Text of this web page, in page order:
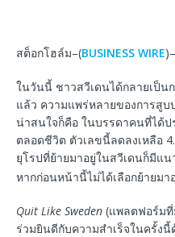
สต็อกโฮล์ม–(BUSINESS WIRE
ในวันนี้ ชาวสวีเดนได้กลายเป็น
แล้ว ความแพร่หลายของการสูบ
น่าสนใจก็คือ ในบรรดาคนที่ได้
ตลอดชีวิต ตัวเลขนี้ลดลงเหลือ
ยุโรปที่ย้ายมาอยู่ในสวีเดนก็มีแ
หากก่อนหน้านี้ไม่ได้เลือกย้ายมา
Quit Like Sweden (แพลตฟอร์มที่
ร่วมยินดีกับความสำเร็จในครั้งนี้